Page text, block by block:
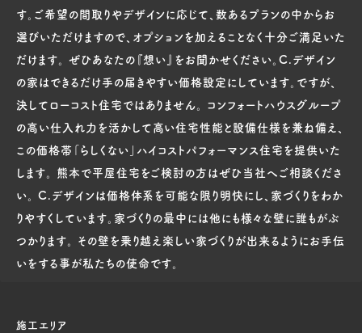
す。ご希望の間取りやデザインに応じて、数あるプランの中からお
選びいただけますので、オプションを加えることなく十分ご満足いた
だけます。 ぜひあなたの『想い』をお聞かせください。C.デザイン
の家はできるだけ手の届きやすい価格設定にしています。ですが、
決してローコスト住宅ではありません。 コンフォートハウスグループ
の高い仕入れ力を活かして高い住宅性能と設備仕様を兼ね備え、
この価格帯「らしくない」ハイコストパフォーマンス住宅を提供いた
します。 熊本で平屋住宅をご検討の方はぜひ当社へご相談くださ
い。 C.デザインは価格体系を可能な限り明快にし、家づくりをわか
りやすくしています。家づくりの最中には他にも様々な壁に誰もがぶ
つかります。 その壁を乗り越え楽しい家づくりが出来るようにお手伝
いをする事が私たちの使命です。
施工エリア